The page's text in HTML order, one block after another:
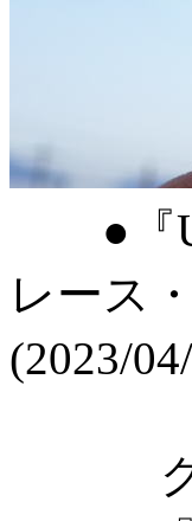
●『
レース
(2023/